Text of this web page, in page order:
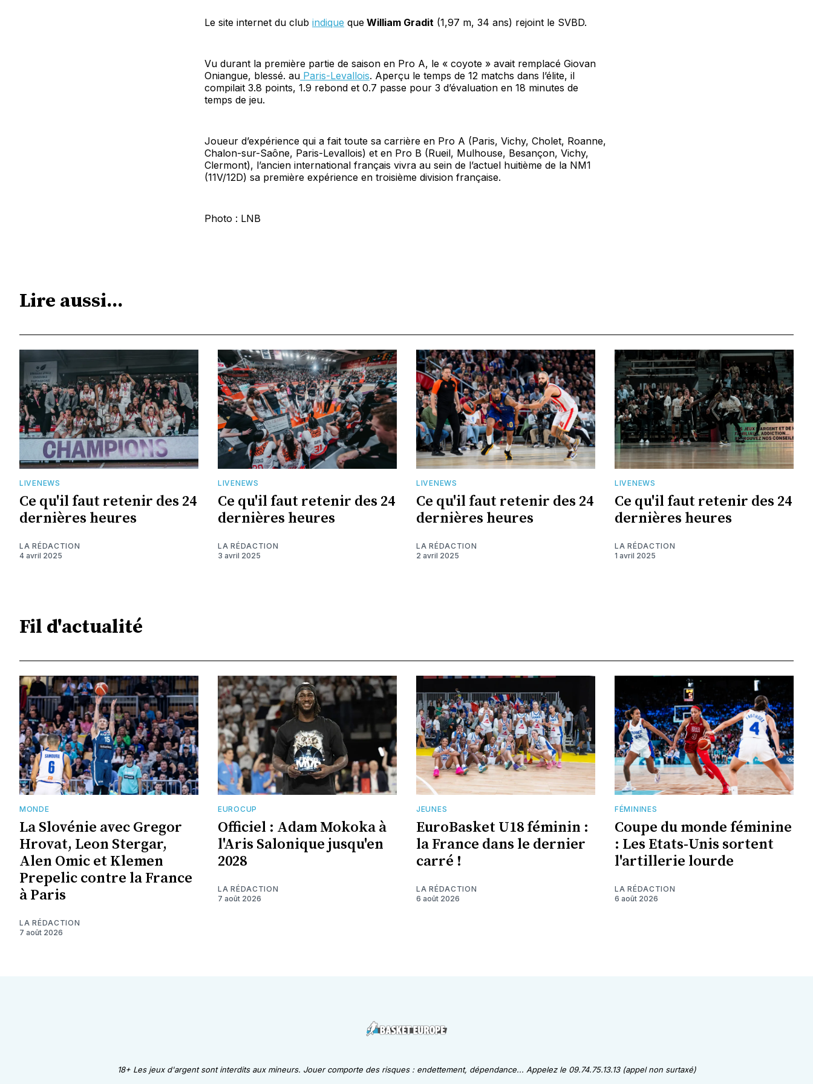
Le site internet du club indique que William Gradit (1,97 m, 34 ans) rejoint le SVBD.
Vu durant la première partie de saison en Pro A, le « coyote » avait remplacé Giovan
Oniangue, blessé. au Paris-Levallois. Aperçu le temps de 12 matchs dans l’élite, il
compilait 3.8 points, 1.9 rebond et 0.7 passe pour 3 d’évaluation en 18 minutes de
temps de jeu.
Joueur d’expérience qui a fait toute sa carrière en Pro A (Paris, Vichy, Cholet, Roanne,
Chalon-sur-Saône, Paris-Levallois) et en Pro B (Rueil, Mulhouse, Besançon, Vichy,
Clermont), l’ancien international français vivra au sein de l’actuel huitième de la NM1
(11V/12D) sa première expérience en troisième division française.
Photo : LNB
Lire aussi...
LIVENEWS
Ce qu'il faut retenir des 24
dernières heures
LA RÉDACTION
4 avril 2025
LIVENEWS
Ce qu'il faut retenir des 24
dernières heures
LA RÉDACTION
3 avril 2025
LIVENEWS
Ce qu'il faut retenir des 24
dernières heures
LA RÉDACTION
2 avril 2025
LIVENEWS
Ce qu'il faut retenir des 24
dernières heures
LA RÉDACTION
1 avril 2025
Fil d'actualité
MONDE
La Slovénie avec Gregor
Hrovat, Leon Stergar,
Alen Omic et Klemen
Prepelic contre la France
à Paris
LA RÉDACTION
7 août 2026
EUROCUP
Officiel : Adam Mokoka à
l'Aris Salonique jusqu'en
2028
LA RÉDACTION
7 août 2026
JEUNES
EuroBasket U18 féminin :
la France dans le dernier
carré !
LA RÉDACTION
6 août 2026
FÉMININES
Coupe du monde féminine
: Les Etats-Unis sortent
l'artillerie lourde
LA RÉDACTION
6 août 2026
18+ Les jeux d'argent sont interdits aux mineurs. Jouer comporte des risques : endettement, dépendance... Appelez le 09.74.75.13.13 (appel non surtaxé)